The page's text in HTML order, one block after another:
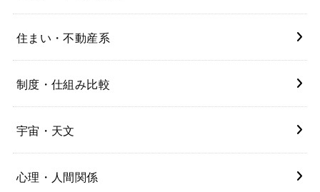
住まい・不動産系
制度・仕組み比較
宇宙・天文
心理・人間関係